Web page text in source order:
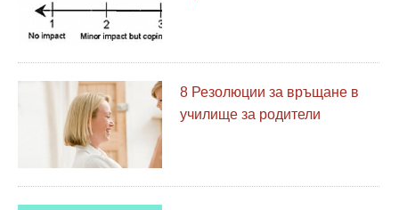
8 Резолюции за връщане в
училище за родители